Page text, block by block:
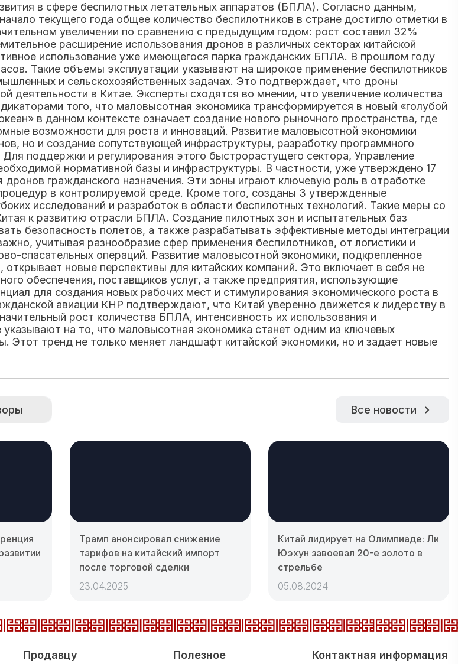
в сфере беспилотных летательных аппаратов (БПЛА). Согласно данным,
текущего года общее количество беспилотников в стране достигло отметки в
увеличении по сравнению с предыдущим годом: рост составил 32%
расширение использования дронов в различных секторах китайской
использование уже имеющегося парка гражданских БПЛА. В прошлом году
Такие объемы эксплуатации указывают на широкое применение беспилотников
и сельскохозяйственных задачах. Это подтверждает, что дроны
деятельности в Китае. Эксперты сходятся во мнении, что увеличение количества
того, что маловысотная экономика трансформируется в новый «голубой
в данном контексте означает создание нового рыночного пространства, где
возможности для роста и инноваций. Развитие маловысотной экономики
но и создание сопутствующей инфраструктуры, разработку программного
поддержки и регулирования этого быстрорастущего сектора, Управление
нормативной базы и инфраструктуры. В частности, уже утверждено 17
гражданского назначения. Эти зоны играют ключевую роль в отработке
в контролируемой среде. Кроме того, созданы 3 утвержденные
исследований и разработок в области беспилотных технологий. Такие меры со
к развитию отрасли БПЛА. Создание пилотных зон и испытательных баз
безопасность полетов, а также разрабатывать эффективные методы интеграции
учитывая разнообразие сфер применения беспилотников, от логистики и
спасательных операций. Развитие маловысотной экономики, подкрепленное
новые перспективы для китайских компаний. Это включает в себя не
обеспечения, поставщиков услуг, а также предприятия, использующие
для создания новых рабочих мест и стимулирования экономического роста в
авиации КНР подтверждают, что Китай уверенно движется к лидерству в
рост количества БПЛА, интенсивность их использования и
указывают на то, что маловысотная экономика станет одним из ключевых
тренд не только меняет ландшафт китайской экономики, но и задает новые
Все новости
Трамп анонсировал снижение
тарифов на китайский импорт
после торговой сделки
23.04.2025
Китай лидирует на Олимпиаде: Ли
Юэхун завоевал 20-е золото в
стрельбе
05.08.2024
Продавцу Полезное Контактная информация